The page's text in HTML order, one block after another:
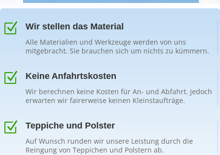
Z Wir stellen das Material
Alle Materialien und Werkzeuge werden von uns
mitgebracht. Sie brauchen sich um nichts zu kümmern.
Z Keine Anfahrtskosten
Wir berechnen keine Kosten für An- und Abfahrt. Jedoch
erwarten wir fairerweise keinen Kleinstaufträge.
Z Teppiche und Polster
Auf Wunsch runden wir unsere Leistung durch die
Reingung von Teppichen und Polstern ab.